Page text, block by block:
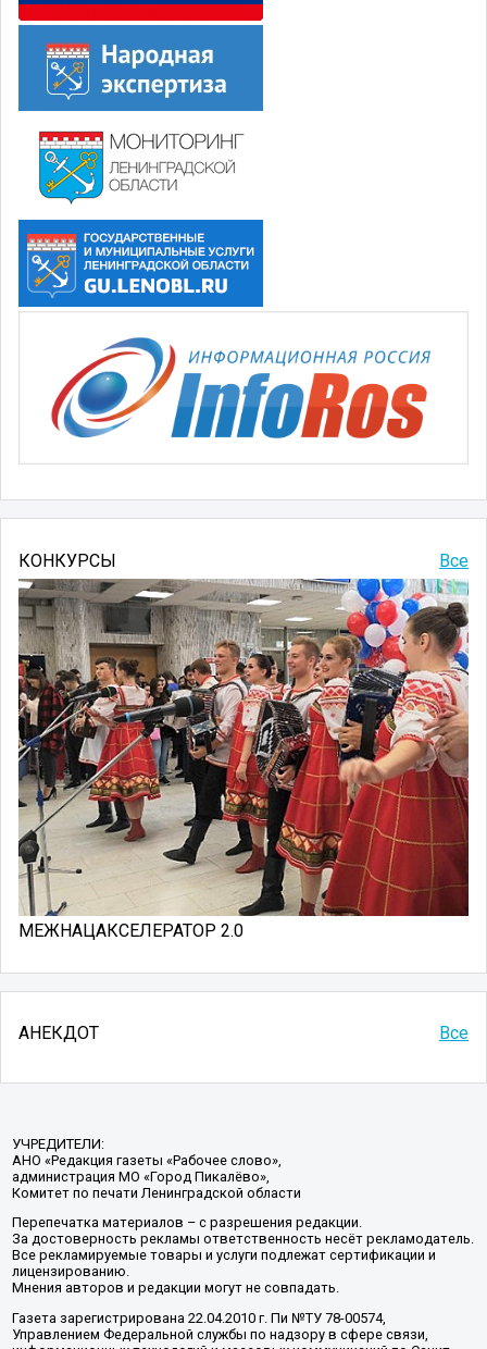
Все
КОНКУРСЫ
МЕЖНАЦАКСЕЛЕРАТОР 2.0
АНЕКДОТ Все
УЧРЕДИТЕЛИ:
АНО «Редакция газеты «Рабочее слово»,
администрация МО «Город Пикалёво»,
Комитет по печати Ленинградской области
Перепечатка материалов – с разрешения редакции.
За достоверность рекламы ответственность несёт рекламодатель.
Все рекламируемые товары и услуги подлежат сертификации и
лицензированию.
Мнения авторов и редакции могут не совпадать.
Газета зарегистрирована 22.04.2010 г. Пи №ТУ 78-00574,
Управлением Федеральной службы по надзору в сфере связи,